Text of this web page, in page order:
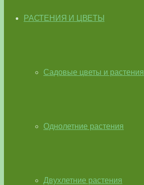
РАСТЕНИЯ И ЦВЕТЫ
Садовые цветы и растения
Однолетние растения
Двухлетние растения